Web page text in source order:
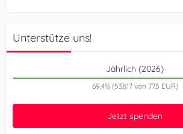
Unterstütze uns!
Jährlich (2026)
69,4% (538,17 von 775 EUR)
Jetzt spenden